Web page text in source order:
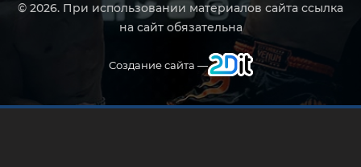
© 2026. При использовании материалов сайта ссылка
на сайт обязательна
Создание сайта —